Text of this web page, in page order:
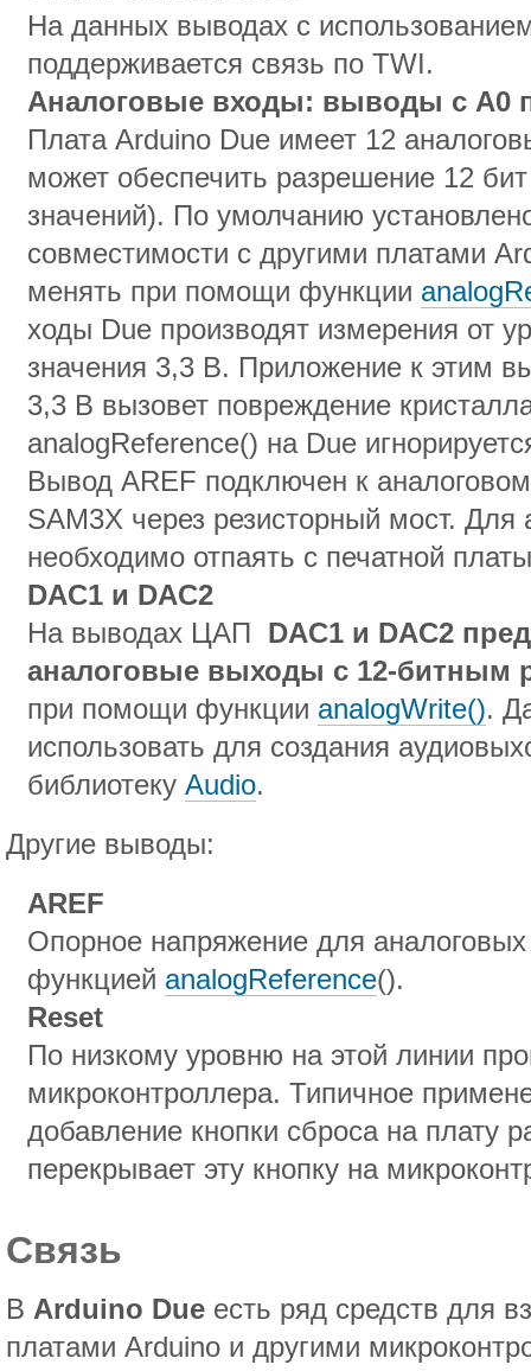
На данных выводах с
поддерживается связь по TWI.
Аналоговые входы: выводы с A0
Плата Arduino Due имеет 12
может обеспечить разрешение 12
значений). По умолчанию
совместимости с другими платами
менять при помощи функции
ходы Due производят измерения от
значения 3,3 В. Приложение к этим
3,3 В вызовет повреждение
analogReference() на Due
Вывод AREF подключен к
SAM3X через резисторный мост.
необходимо отпаять с печатной
DAC1 и DAC2
На выводах ЦАП
DAC1 и DAC2
аналоговые выходы с 12-битным
при помощи функции analogWrite().
использовать для создания
библиотеку Audio.
Другие выводы:
AREF
Опорное напряжение для
функцией analogReference().
Reset
По низкому уровню на этой линии
микроконтроллера. Типичное
добавление кнопки сброса на плату
перекрывает эту кнопку на
Связь
В Arduino Due есть ряд средств для
платами Arduino и другими